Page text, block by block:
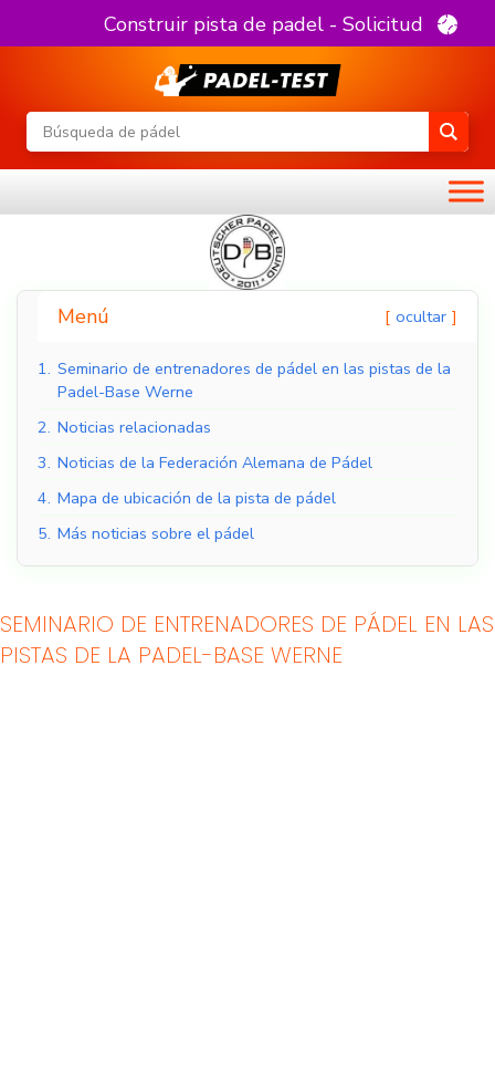
Construir pista de padel - Solicitud
Menú ocultar
1. Seminario de entrenadores de pádel en las pistas de la
Padel-Base Werne
2. Noticias relacionadas
3. Noticias de la Federación Alemana de Pádel
4. Mapa de ubicación de la pista de pádel
5. Más noticias sobre el pádel
SEMINARIO DE ENTRENADORES DE PÁDEL EN LAS
PISTAS DE LA PADEL-BASE WERNE